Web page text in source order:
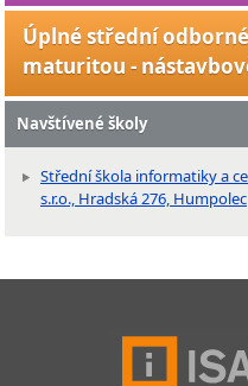
Úplné střední
maturitou -
Navštívené školy
Střední škola informatiky a
s.r.o., Hradská 276, Humpolec